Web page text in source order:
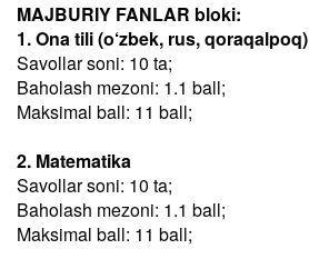
MAJBURIY FANLAR bloki:
1. Ona tili (o‘zbek, rus, qoraqalpoq)
Savollar soni: 10 ta;
Baholash mezoni: 1.1 ball;
Maksimal ball: 11 ball;
2. Matematika
Savollar soni: 10 ta;
Baholash mezoni: 1.1 ball;
Maksimal ball: 11 ball;